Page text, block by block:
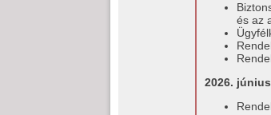
és az
2026.